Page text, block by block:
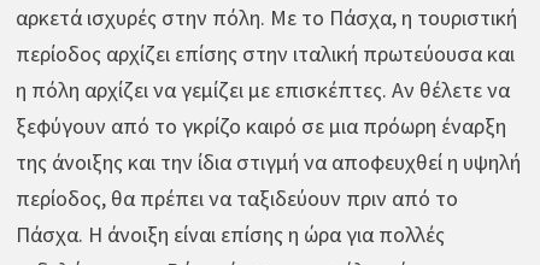
αρκετά ισχυρές στην πόλη. Με το Πάσχα, η τουριστική
περίοδος αρχίζει επίσης στην ιταλική πρωτεύουσα και
η πόλη αρχίζει να γεμίζει με επισκέπτες. Αν θέλετε να
ξεφύγουν από το γκρίζο καιρό σε μια πρόωρη έναρξη
της άνοιξης και την ίδια στιγμή να αποφευχθεί η υψηλή
περίοδος, θα πρέπει να ταξιδεύουν πριν από το
Πάσχα. Η άνοιξη είναι επίσης η ώρα για πολλές